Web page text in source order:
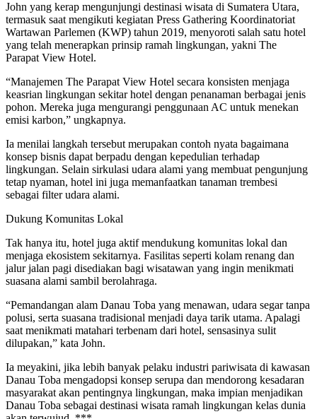
John yang kerap mengunjungi destinasi wisata di Sumatera Utara,
termasuk saat mengikuti kegiatan Press Gathering Koordinatoriat
Wartawan Parlemen (KWP) tahun 2019, menyoroti salah satu hotel
yang telah menerapkan prinsip ramah lingkungan, yakni The
Parapat View Hotel.
“Manajemen The Parapat View Hotel secara konsisten menjaga
keasrian lingkungan sekitar hotel dengan penanaman berbagai jenis
pohon. Mereka juga mengurangi penggunaan AC untuk menekan
emisi karbon,” ungkapnya.
Ia menilai langkah tersebut merupakan contoh nyata bagaimana
konsep bisnis dapat berpadu dengan kepedulian terhadap
lingkungan. Selain sirkulasi udara alami yang membuat pengunjung
tetap nyaman, hotel ini juga memanfaatkan tanaman trembesi
sebagai filter udara alami.
Dukung Komunitas Lokal
Tak hanya itu, hotel juga aktif mendukung komunitas lokal dan
menjaga ekosistem sekitarnya. Fasilitas seperti kolam renang dan
jalur jalan pagi disediakan bagi wisatawan yang ingin menikmati
suasana alami sambil berolahraga.
“Pemandangan alam Danau Toba yang menawan, udara segar tanpa
polusi, serta suasana tradisional menjadi daya tarik utama. Apalagi
saat menikmati matahari terbenam dari hotel, sensasinya sulit
dilupakan,” kata John.
Ia meyakini, jika lebih banyak pelaku industri pariwisata di kawasan
Danau Toba mengadopsi konsep serupa dan mendorong kesadaran
masyarakat akan pentingnya lingkungan, maka impian menjadikan
Danau Toba sebagai destinasi wisata ramah lingkungan kelas dunia